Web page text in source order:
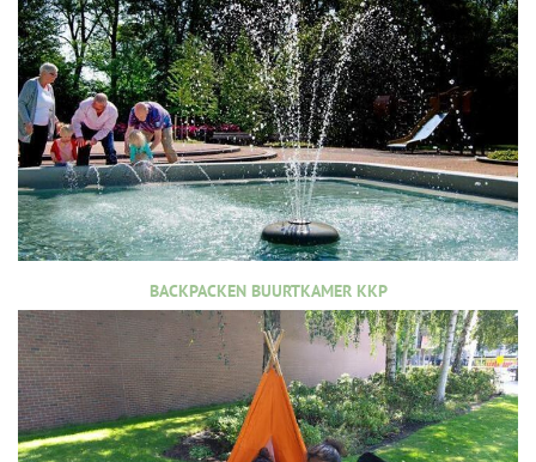
BACKPACKEN BUURTKAMER KKP